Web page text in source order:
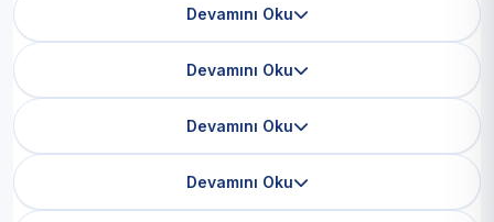
Devamını Oku
Devamını Oku
Devamını Oku
Devamını Oku